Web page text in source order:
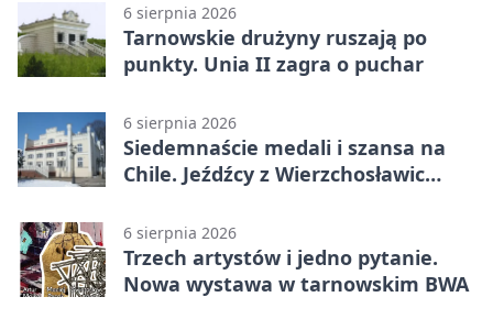
6 sierpnia 2026
Tarnowskie drużyny ruszają po
punkty. Unia II zagra o puchar
6 sierpnia 2026
Siedemnaście medali i szansa na
Chile. Jeźdźcy z Wierzchosławic
6 sierpnia 2026
Trzech artystów i jedno pytanie.
Nowa wystawa w tarnowskim BWA